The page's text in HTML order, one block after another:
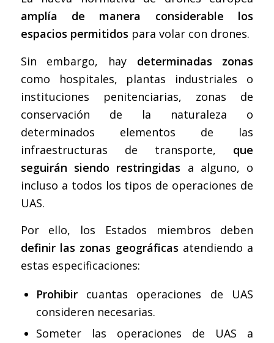
amplía de manera considerable los
espacios permitidos para volar con drones.
Sin embargo, hay determinadas zonas
como hospitales, plantas industriales o
instituciones penitenciarias, zonas de
conservación de la naturaleza o
determinados elementos de las
infraestructuras de transporte, que
seguirán siendo restringidas a alguno, o
incluso a todos los tipos de operaciones de
UAS.
Por ello, los Estados miembros deben
definir las zonas geográficas atendiendo a
estas especificaciones:
Prohibircuantas operaciones de UAS
consideren necesarias.
Someter las operaciones de UAS a